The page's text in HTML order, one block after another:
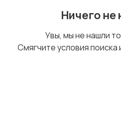
стабилизаторыНичего не
Увы, мы не нашли
Смягчите условия